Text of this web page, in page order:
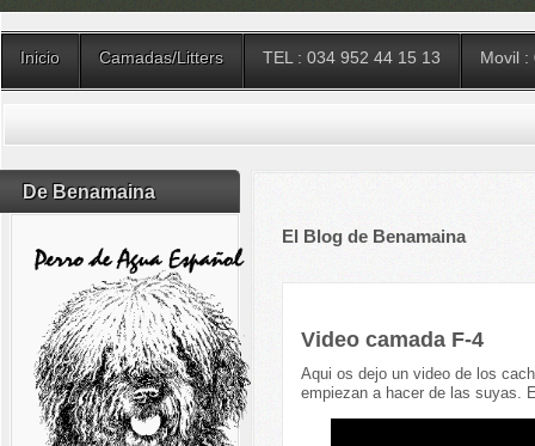
Inicio Camadas/Litters TEL : 034 952 44 15 13 Movil :
De Benamaina
El Blog de Benamaina
Video camada F-4
Aqui os dejo un video de los
empiezan a hacer de las suyas.